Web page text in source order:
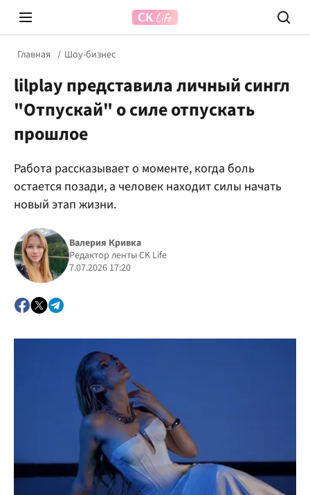
Prosecco Time
Главная Шоу-бизнес
lilplay представила личный сингл
"Отпускай" о силе отпускать
прошлое
Работа рассказывает о моменте, когда боль
остается позади, а человек находит силы начать
новый этап жизни.
Валерия Кривка
Редактор ленты CK Life
7.07.2026 17:20